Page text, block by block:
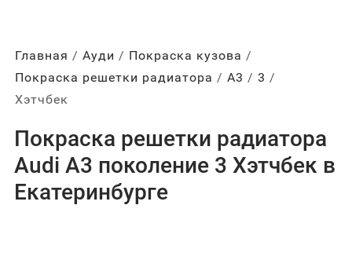
Главная Ауди
Покраска кузова
Покраска решетки радиатора
А3
3
Хэтчбек
Покраска решетки радиатора
Audi A3 поколение 3 Хэтчбек в
Екатеринбурге